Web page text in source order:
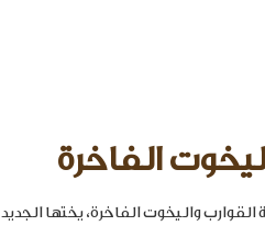
الفاخرة
واليخوت الفاخرة، يختها الجديد